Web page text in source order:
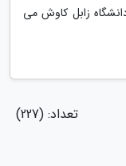
زابل کاوش می
تعداد: (227)